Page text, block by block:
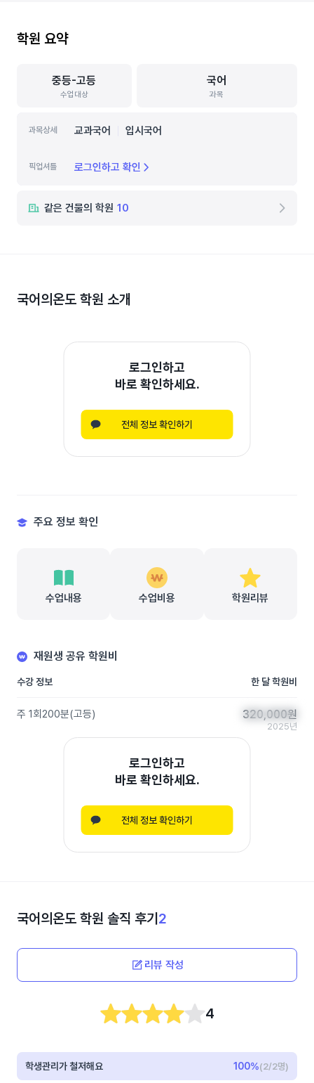
학원 요약
중등-고등
수업대상
국어
과목
과목상세 교과국어 입시국어
픽업셔틀 로그인하고 확인
같은 건물의 학원 10
국어의온도 학원 소개
로그인하고
바로 확인하세요.
전체 정보 확인하기
주요 정보 확인
수업내용 수업비용 학원리뷰
재원생 공유 학원비
수강 정보 한 달 학원비
주 1회200분(고등) 320,000원
320,000원
2025년
로그인하고
바로 확인하세요.
전체 정보 확인하기
국어의온도 학원 솔직 후기 2
리뷰 작성
4
학생관리가 철저해요 100%(2/2명)